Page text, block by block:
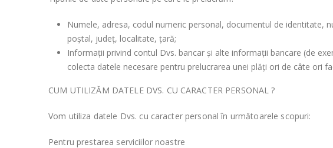
Numele, adresa, codul numeric personal, documentul de identitate,
poștal, județ, localitate, țară;
Informații privind contul Dvs. bancar și alte informații bancare (de
colecta datele necesare pentru prelucrarea unei plăți ori de câte ori
CUM UTILIZĂM DATELE DVS. CU CARACTER PERSONAL ?
Vom utiliza datele Dvs. cu caracter personal în următoarele scopuri:
Pentru prestarea serviciilor noastre